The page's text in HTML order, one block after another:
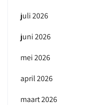
juli 2026
juni 2026
mei 2026
april 2026
maart 2026